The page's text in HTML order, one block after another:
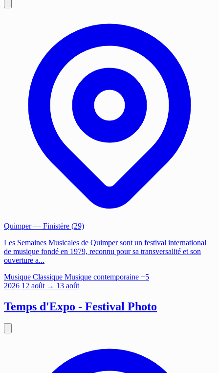
Quimper— Finistère (29)
Les Semaines Musicales de Quimper sont un festival international
de musique fondé en 1979, reconnu pour sa transversalité et son
ouverture a...
Musique Classique Musique contemporaine +5
2026 12 août → 13 août
Temps d'Expo - Festival Photo